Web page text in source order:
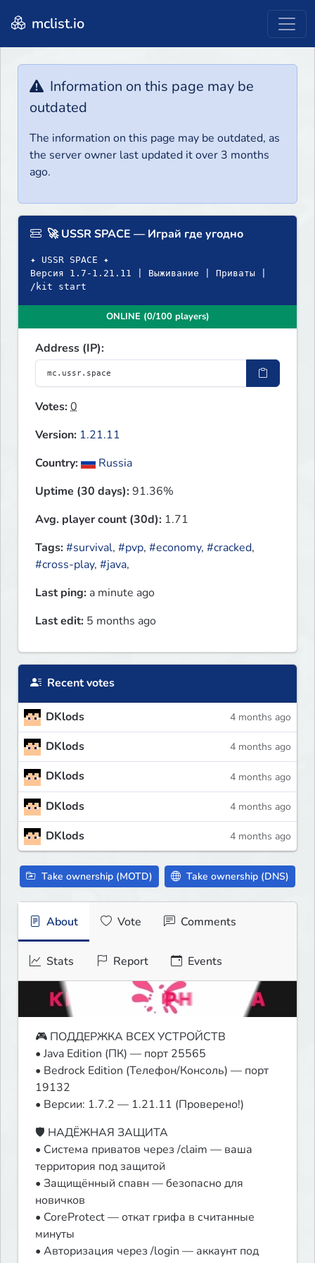
mclist.io
Information on this page may be
outdated
The information on this page may be outdated, as
the server owner last updated it over 3 months
ago.
🚀 USSR SPACE — Играй где угодно
✦ USSR SPACE ✦
Версия 1.7-1.21.11 | Выживание | Приваты |
/kit start
ONLINE (0/100 players)
Address (IP):
Votes:0
Version: 1.21.11
Country:
Russia
Uptime (30 days):91.36%
Avg. player count (30d): 1.71
Tags:#survival, #pvp, #economy, #cracked,
#cross-play, #java,
Last ping: a minute ago
Last edit: 5 months ago
Recent votes
DKlods 4 months ago
DKlods 4 months ago
DKlods 4 months ago
DKlods 4 months ago
DKlods 4 months ago
Take ownership (MOTD) Take ownership (DNS)
About Vote Comments
Stats Report Events
🎮 ПОДДЕРЖКА ВСЕХ УСТРОЙСТВ
• Java Edition (ПК) — порт 25565
• Bedrock Edition (Телефон/Консоль) — порт
19132
• Версии: 1.7.2 — 1.21.11 (Проверено!)
🛡 НАДЁЖНАЯ ЗАЩИТА
• Система приватов через /claim — ваша
территория под защитой
• Защищённый спавн — безопасно для
новичков
• CoreProtect — откат грифа в считанные
минуты
• Авторизация через /login — аккаунт под